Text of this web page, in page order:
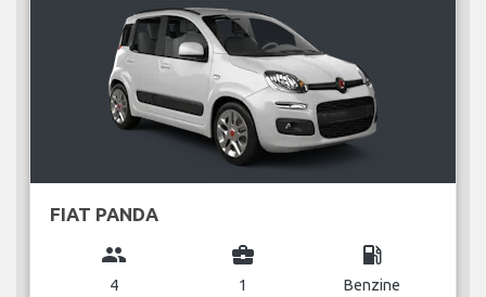
FIAT PANDA
group
4
business_center
1
local_gas_station
Benzine